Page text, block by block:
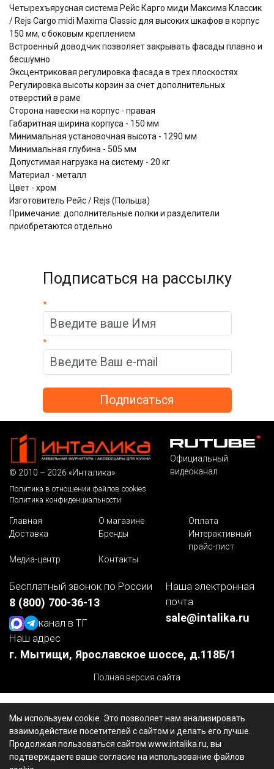
Четырехъярусная система Рейс Карго миди Максима Классик
/ Rejs Cargo midi Maxima Classic для высоких шкафов в корпус
150 мм, с боковым креплением
Встроенный доводчик позволяет закрывать фасады плавно и
бесшумно
Эксцентриковая регулировка фасада в трех плоскостях
Регулировка высоты корзин за счет дополнительных
отверстий в раме
Сторона навески на корпус - правая
Габаритная ширина корпуса - 150 мм
Минимальная установочная высота - 1290 мм
Минимальная глубина - 505 мм
Допустимая нагрузка на систему - 20 кг
Материал - металл
Цвет - хром
Изготовитель Рейс / Rejs (Польша)
Примечание: дополнительные полки и разделители
приобретаются отдельно
Подписаться на рассылку
*
*
Мы используем cookie. Это позволяет нам анализировать
взаимодействие посетителей с сайтом и делать его лучше.
Продолжая пользоваться сайтом www.intalika.ru, вы
подтверждаете ваше согласие на использование файлов
© 2010 – 2026 «Инталика»
Политика в отношении файлов cookies
Политика конфиденциальности
Официальный
видеоканал
Главная О магазине
Оплата
Доставка
Бренды
Интерактивный
прайс-лист
Медиа-центр
Контакты
Бесплатный звонок по России
8 (800) 700-36-13
канал в ТГ
Наша электронная
почта
sale@intalika.ru
Наш адрес
г. Мытищи, Ярославское шоссе, д.118Б/1
Полная версия сайта